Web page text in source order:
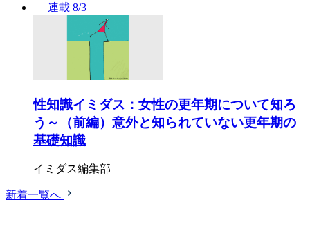
連載 8/3
性知識イミダス：女性の更年期について知ろ
う～（前編）意外と知られていない更年期の
基礎知識
イミダス編集部
新着一覧へ